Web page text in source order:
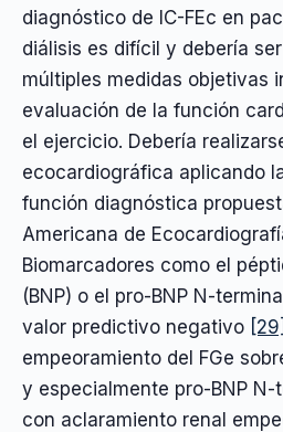
diagnóstico de IC-FEc en
diálisis es difícil y debería
múltiples medidas objetivas
evaluación de la función
el ejercicio. Debería
ecocardiográfica aplicando
función diagnóstica
Americana de
Biomarcadores como el
(BNP) o el pro-BNP N-
valor predictivo negativo [29]
empeoramiento del FGe
y especialmente pro-BNP
con aclaramiento renal